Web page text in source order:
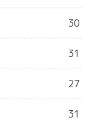
30
31
27
31